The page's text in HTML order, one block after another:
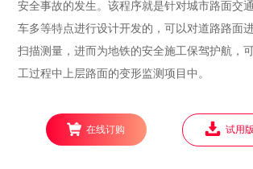
安全事故的发生。该程序就是针对城市路面交
车多等特点进行设计开发的，可以对道路路面
扫描测量，进而为地铁的安全施工保驾护航，
工过程中上层路面的变形监测项目中。
在线订购 试用